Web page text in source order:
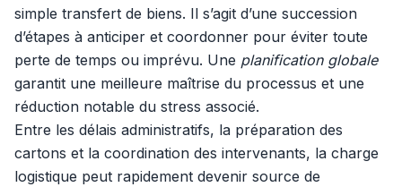
simple transfert de biens. Il s’agit d’une succession
d’étapes à anticiper et coordonner pour éviter toute
perte de temps ou imprévu. Une planification globale
garantit une meilleure maîtrise du processus et une
réduction notable du stress associé.
Entre les délais administratifs, la préparation des
cartons et la coordination des intervenants, la charge
logistique peut rapidement devenir source de